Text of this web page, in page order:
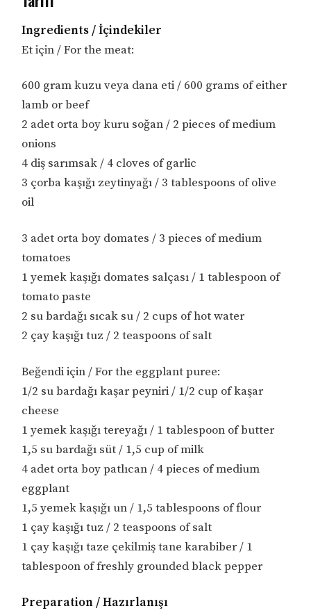
Ingredients / İçindekiler
Et için / For the meat:
600 gram kuzu veya dana eti / 600 grams of either
lamb or beef
2 adet orta boy kuru soğan / 2 pieces of medium
onions
4 diş sarımsak / 4 cloves of garlic
3 çorba kaşığı zeytinyağı / 3 tablespoons of olive
oil
3 adet orta boy domates / 3 pieces of medium
tomatoes
1 yemek kaşığı domates salçası / 1 tablespoon of
tomato paste
2 su bardağı sıcak su / 2 cups of hot water
2 çay kaşığı tuz / 2 teaspoons of salt
Beğendi için / For the eggplant puree:
1/2 su bardağı kaşar peyniri / 1/2 cup of kaşar
cheese
1 yemek kaşığı tereyağı / 1 tablespoon of butter
1,5 su bardağı süt / 1,5 cup of milk
4 adet orta boy patlıcan / 4 pieces of medium
eggplant
1,5 yemek kaşığı un / 1,5 tablespoons of flour
1 çay kaşığı tuz / 2 teaspoons of salt
1 çay kaşığı taze çekilmiş tane karabiber / 1
tablespoon of freshly grounded black pepper
Preparation / Hazırlanışı